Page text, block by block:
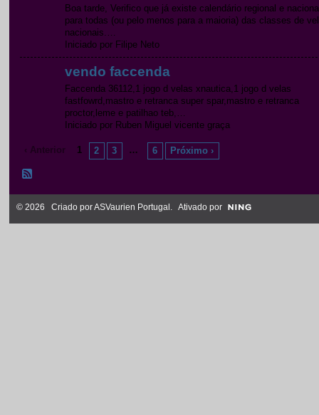
Boa tarde, Verifico que já existe calendário regional e
para todas (ou pelo menos para a maioria) das classes de
nacionais.…
Iniciado por Filipe Neto
vendo faccenda
Faccenda 36112,1 jogo d velas xnautica,1 jogo d velas
fastfowrd,mastro e retranca super spar,mastro e retranca
proctor,leme e patilhao teb,…
Iniciado por Ruben Miguel vicente graça
‹ Anterior 1 2 3 … 6 Próximo ›
© 2026 Criado porASVaurien Portugal . Ativado por